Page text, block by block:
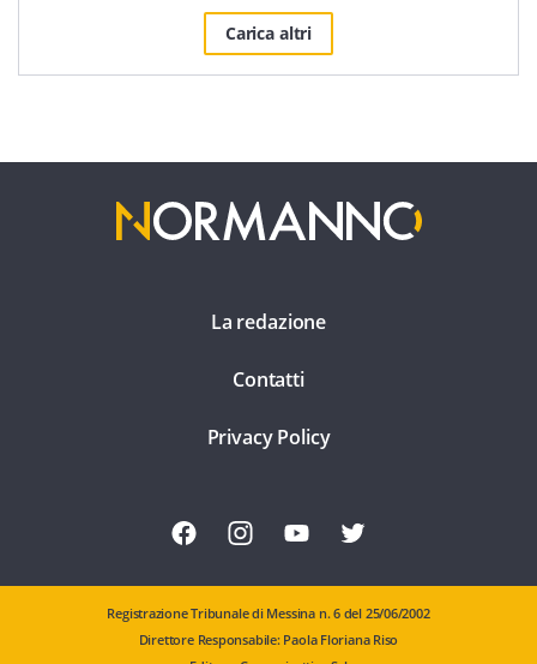
Carica altri
La redazione
Contatti
Privacy Policy
Registrazione Tribunale di Messina n. 6 del 25/06/2002
Direttore Responsabile: Paola Floriana Riso